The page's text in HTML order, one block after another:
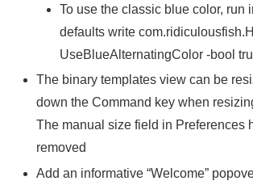
To use the classic blue color, run
defaults write
UseBlueAlternatingColor -bool
The binary templates view can be
down the Command key when
The manual size field in Preferences
removed
Add an informative “Welcome”